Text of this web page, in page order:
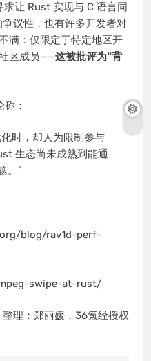
让 Rust 实现与 C 语言同
议性，也有许多开发者对
满：仅限定于特定地区开
区成员——这被批评为“背
：
时，却人为限制参与
生态尚未成熟到能通
。”
blog/rav1d-perf-
swipe-at-rust/
整理：郑丽媛，36氪经授权